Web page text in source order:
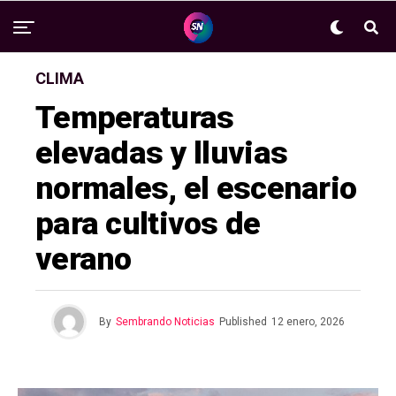
CLIMA
Temperaturas
elevadas y lluvias
normales, el escenario
para cultivos de
verano
By Sembrando Noticias Published 12 enero, 2026